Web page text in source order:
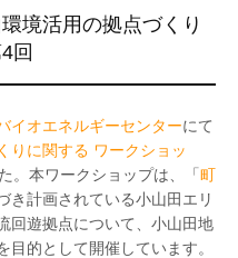
境活用の拠点づくり
回
イオエネルギーセンターにて
りに関する ワークショッ
。本ワークショップは、「 町
き計画されている小山田エリ
回遊拠点について、小山田地
的として開催しています。